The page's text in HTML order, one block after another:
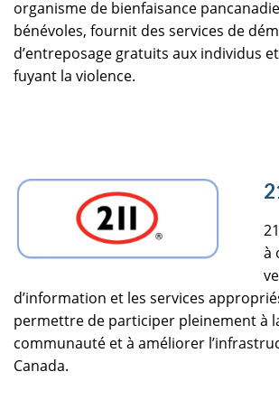
organisme de bienfaisance
bénévoles, fournit des services de
d’entreposage gratuits aux individus
fuyant la violence.
à
d’information et les services
permettre de participer pleinement à
communauté et à améliorer
Canada.